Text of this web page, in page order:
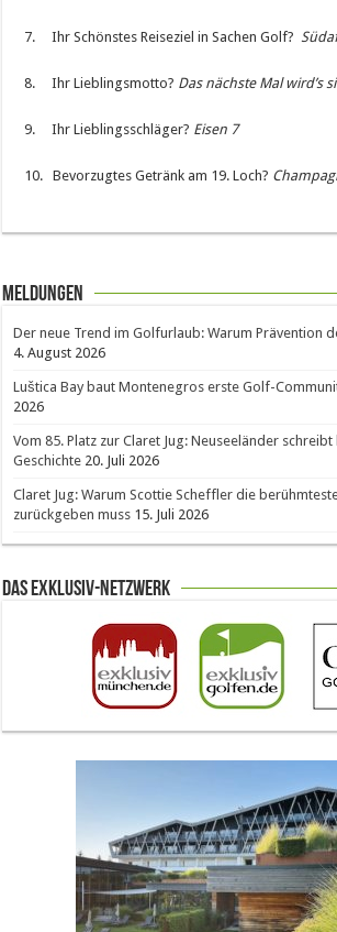
7. Ihr Schönstes Reiseziel in Sachen Golf?
8. Ihr Lieblingsmotto? Das nächste Mal wird’s
9. Ihr Lieblingsschläger? Eisen 7
10. Bevorzugtes Getränk am 19. Loch?
Meldungen
Der neue Trend im Golfurlaub: Warum Prävention
4. August 2026
Luštica Bay baut Montenegros erste Golf-
2026
Vom 85. Platz zur Claret Jug: Neuseeländer
Geschichte 20. Juli 2026
Claret Jug: Warum Scottie Scheffler die
zurückgeben muss 15. Juli 2026
Das Exklusiv-Netzwerk
The Open 2026 in Royal Birkdale: